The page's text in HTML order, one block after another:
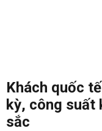
Khách quốc
kỳ, công suất
sắc